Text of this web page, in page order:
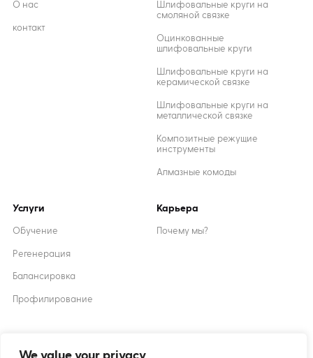
О нас
контакт
Шлифовальные круги на
смоляной связке
Оцинкованные
шлифовальные круги
Шлифовальные круги на
керамической связке
Шлифовальные круги на
металлической связке
Композитные режущие
инструменты
Алмазные комоды
Услуги
Обучение
Регенерация
Балансировка
Профилирование
Карьера
Почему мы?